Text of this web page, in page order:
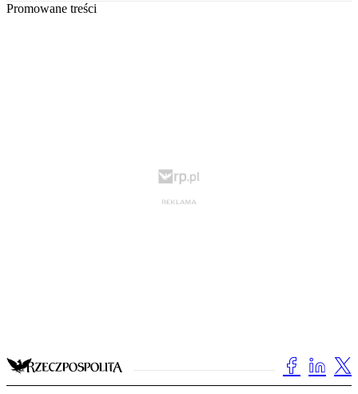
Promowane treści